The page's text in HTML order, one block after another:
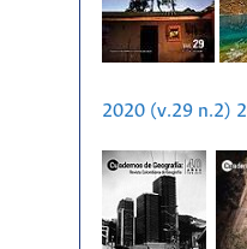
2020 (v.29 n.2)